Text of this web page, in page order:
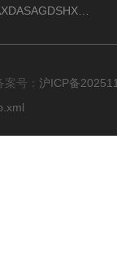
号： 沪ICP备